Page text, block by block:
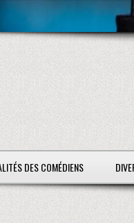
DES COMÉDIENS